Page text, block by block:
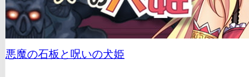
悪魔の石板と呪いの犬姫